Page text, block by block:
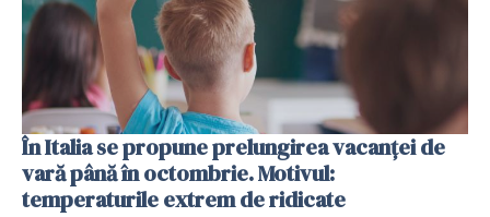
În Italia se propune prelungirea vacanței de
vară până în octombrie. Motivul:
temperaturile extrem de ridicate